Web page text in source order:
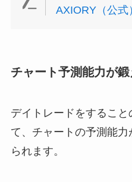
AXIORY（公式
チャート予測能力が
デイトレードをするこ
て、チャートの予測能
られます。